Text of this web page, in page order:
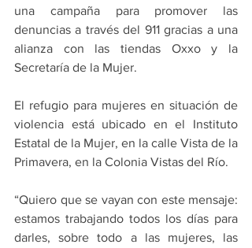
una campaña para promover las
denuncias a través del 911 gracias a una
alianza con las tiendas Oxxo y la
Secretaría de la Mujer.
El refugio para mujeres en situación de
violencia está ubicado en el Instituto
Estatal de la Mujer, en la calle Vista de la
Primavera, en la Colonia Vistas del Río.
“Quiero que se vayan con este mensaje:
estamos trabajando todos los días para
darles, sobre todo a las mujeres, las